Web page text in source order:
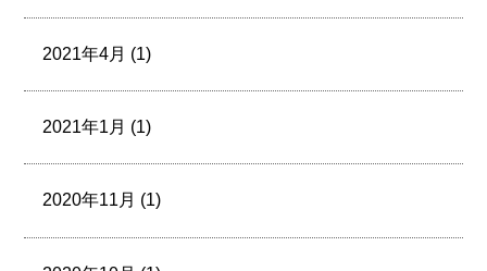
2021年4月 (1)
2021年1月 (1)
2020年11月 (1)